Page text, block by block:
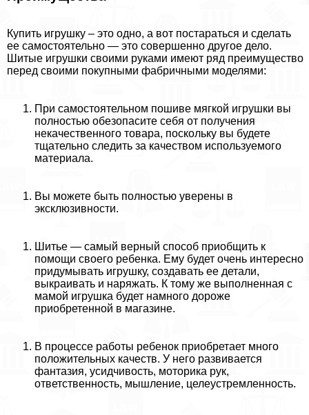
Купить игрушку – это одно, а вот постараться и сделать
ее самостоятельно — это совершенно другое дело.
Шитые игрушки своими руками имеют ряд преимущество
перед своими покупными фабричными моделями:
При самостоятельном пошиве мягкой игрушки вы
полностью обезопасите себя от получения
некачественного товара, поскольку вы будете
тщательно следить за качеством используемого
материала.
Вы можете быть полностью уверены в
эксклюзивности.
Шитье — самый верный способ приобщить к
помощи своего ребенка. Ему будет очень интересно
придумывать игрушку, создавать ее детали,
выкраивать и наряжать. К тому же выполненная с
мамой игрушка будет намного дороже
приобретенной в магазине.
В процессе работы ребенок приобретает много
положительных качеств. У него развивается
фантазия, усидчивость, моторика рук,
ответственность, мышление, целеустремленность.